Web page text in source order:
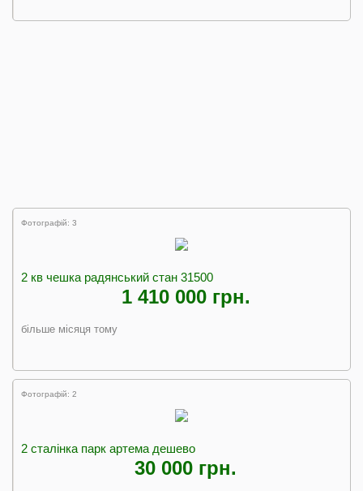
Фотографій: 3
2 кв чешка радянський стан 31500
1 410 000 грн.
більше місяця тому
Фотографій: 2
2 сталінка парк артема дешево
30 000 грн.